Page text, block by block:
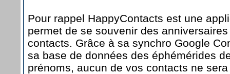
Pour rappel HappyContacts est une
permet de se souvenir des
contacts. Grâce à sa synchro Google
sa base de données des éphémérides
prénoms, aucun de vos contacts ne